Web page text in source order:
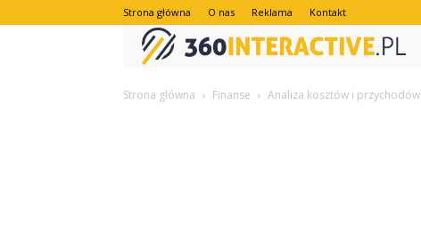
Strona główna O nas Reklama Kontakt
Strona główna Finanse Analiza kosztów i przychodów